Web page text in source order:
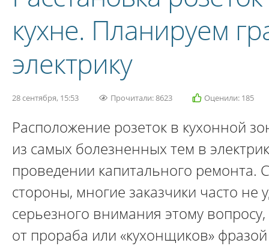
кухне. Планируем
электрику
28 сентября, 15:53 Прочитали: 8623 Оценили: 185
Расположение розеток в кухонной
из самых болезненных тем в
проведении капитального ремонта.
стороны, многие заказчики часто не
серьезного внимания этому
от прораба или «кухонщиков»